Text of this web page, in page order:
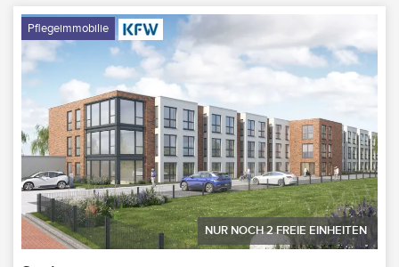
Pflegeimmobilie
NUR NOCH2FREIE EINHEITEN